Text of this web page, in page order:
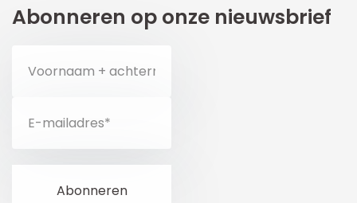
Abonneren op onze nieuwsbrief